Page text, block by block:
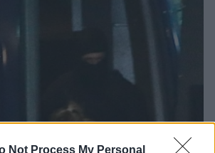
Not Process My Personal